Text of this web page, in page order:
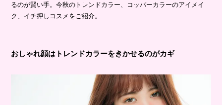
るのが賢い手。今秋のトレンドカラー、コッパーカラーのアイメイ
ク、イチ押しコスメをご紹介。
おしゃれ顔はトレンドカラーをきかせるのがカギ